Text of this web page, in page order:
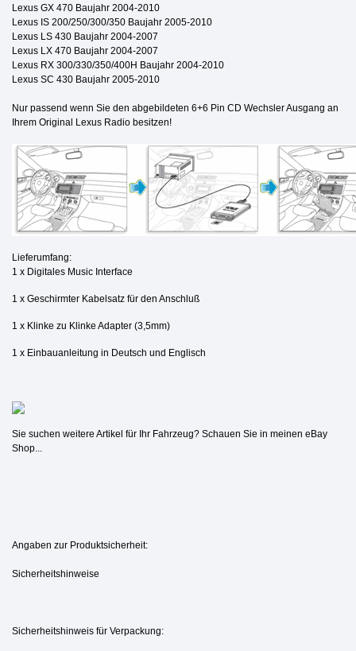
Lexus GX 470 Baujahr 2004-2010
Lexus IS 200/250/300/350 Baujahr 2005-2010
Lexus LS 430 Baujahr 2004-2007
Lexus LX 470 Baujahr 2004-2007
Lexus RX 300/330/350/400H Baujahr 2004-2010
Lexus SC 430 Baujahr 2005-2010
Nur passend wenn Sie den abgebildeten 6+6 Pin CD Wechsler Ausgang an
Ihrem Original Lexus Radio besitzen!
Lieferumfang:
1 x Digitales Music Interface
1 x Geschirmter Kabelsatz für den Anschluß
1 x Klinke zu Klinke Adapter (3,5mm)
1 x Einbauanleitung in Deutsch und Englisch
Sie suchen weitere Artikel für Ihr Fahrzeug? Schauen Sie in meinen eBay
Shop...
Angaben zur Produktsicherheit:
Sicherheitshinweise
Sicherheitshinweis für Verpackung: